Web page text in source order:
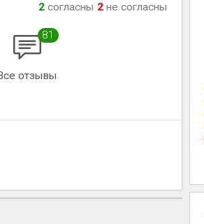
2согласны 2не согласны
81
отзывы